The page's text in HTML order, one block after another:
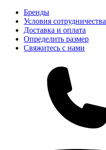
Бренды
Условия сотрудничества
Доставка и оплата
Определить размер
Свяжитесь с нами